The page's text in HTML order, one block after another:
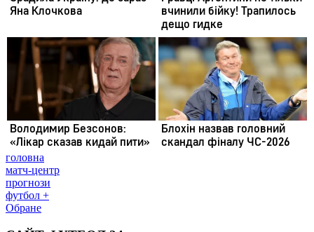
головна
матч-центр
прогнози
футбол +
Обране